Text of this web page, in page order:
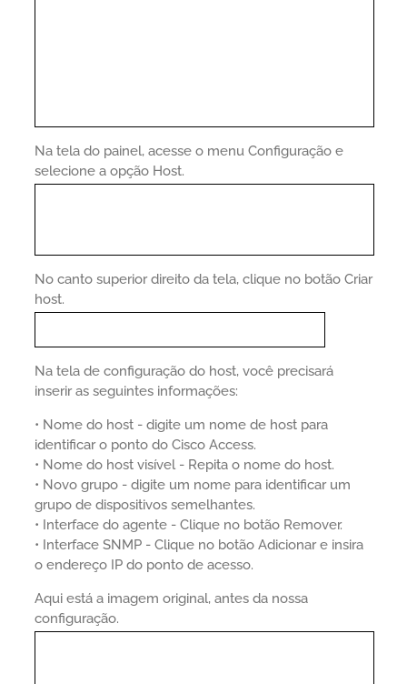
Na tela do painel, acesse o menu Configuração e
selecione a opção Host.
No canto superior direito da tela, clique no botão Criar
host.
Na tela de configuração do host, você precisará
inserir as seguintes informações:
• Nome do host - digite um nome de host para
identificar o ponto do Cisco Access.
• Nome do host visível - Repita o nome do host.
• Novo grupo - digite um nome para identificar um
grupo de dispositivos semelhantes.
• Interface do agente - Clique no botão Remover.
• Interface SNMP - Clique no botão Adicionar e insira
o endereço IP do ponto de acesso.
Aqui está a imagem original, antes da nossa
configuração.